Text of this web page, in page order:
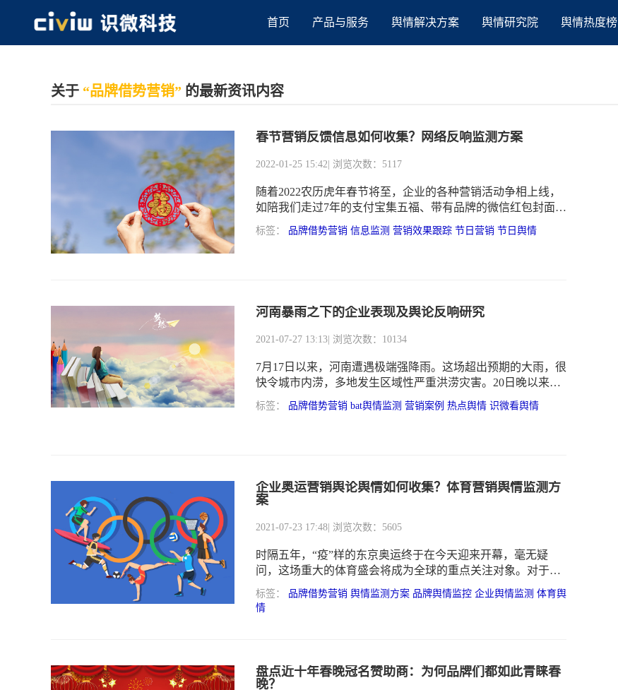
首页 产品与服务 舆情解决方案 舆情研究院 舆情热度榜
关于 “品牌借势营销” 的最新资讯内容
春节营销反馈信息如何收集？网络反响监测方案
2022-01-25 15:42 | 浏览次数：5117
随着2022农历虎年春节将至，企业的各种营销活动争相上线，
如陪我们走过7年的支付宝集五福、带有品牌的微信红包封面、
传统的各类春节海报、春节大促销等等。
标签： 品牌借势营销 信息监测 营销效果跟踪 节日营销 节日舆情
河南暴雨之下的企业表现及舆论反响研究
2021-07-27 13:13 | 浏览次数：10134
7月17日以来，河南遭遇极端强降雨。这场超出预期的大雨，很
快令城市内涝，多地发生区域性严重洪涝灾害。20日晚以来，
几十家国内知名企业陆续宣布驰援河南。
标签： 品牌借势营销 bat舆情监测 营销案例 热点舆情 识微看舆情
企业奥运营销舆论舆情如何收集？体育营销舆情监测方
案
2021-07-23 17:48 | 浏览次数：5605
时隔五年，“疫”样的东京奥运终于在今天迎来开幕，毫无疑
问，这场重大的体育盛会将成为全球的重点关注对象。对于运
动员而言，目标在于争金夺银，而对于企业来说如何拿下这次
奥运营销才是他们的目标。
标签： 品牌借势营销 舆情监测方案 品牌舆情监控 企业舆情监测 体育舆
情
盘点近十年春晚冠名赞助商：为何品牌们都如此青睐春
晚？